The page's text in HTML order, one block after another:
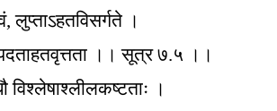
,लुप्ताऽहतविसर्गते ।
।। सूत्र ७.५ ।।
विश्लेषाश्लीलकष्टताः ।